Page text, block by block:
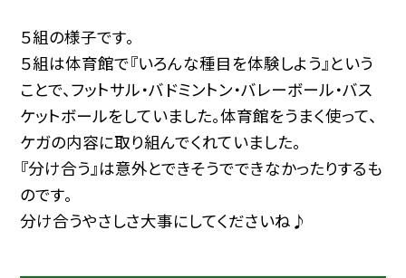
５組の様子です。
５組は体育館で『いろんな種目を体験しよう』という
ことで、フットサル・バドミントン・バレーボール・バス
ケットボールをしていました。体育館をうまく使って、
ケガの内容に取り組んでくれていました。
『分け合う』は意外とできそうでできなかったりするも
のです。
分け合うやさしさ大事にしてくださいね♪